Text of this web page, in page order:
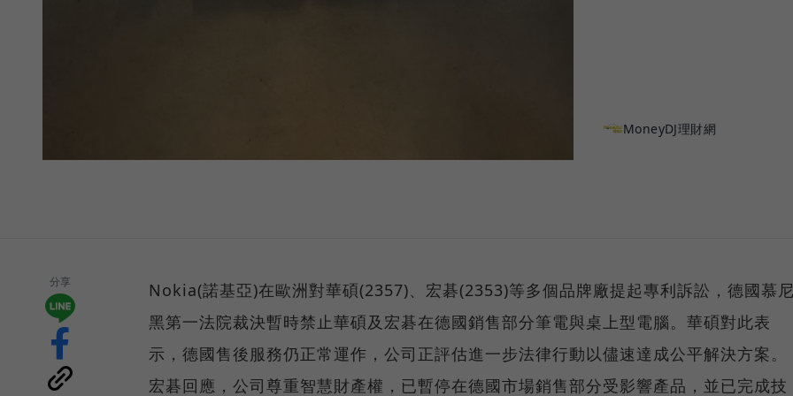
MoneyDJ理財網
分享
Nokia(諾基亞)在歐洲對華碩(2357)、宏碁(2353)等多個品牌廠提起專利訴訟，德國慕
黑第一法院裁決暫時禁止華碩及宏碁在德國銷售部分筆電與桌上型電腦。華碩對此表
示，德國售後服務仍正常運作，公司正評估進一步法律行動以儘速達成公平解決方案。
宏碁回應，公司尊重智慧財產權，已暫停在德國市場銷售部分受影響產品，並已完成技